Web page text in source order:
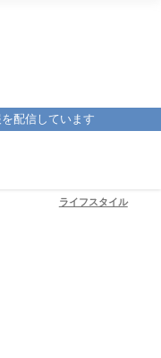
配信しています
ライフスタイル